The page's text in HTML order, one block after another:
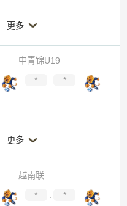
更多
中青锦U19
* :
*
更多
越南联
* :
*